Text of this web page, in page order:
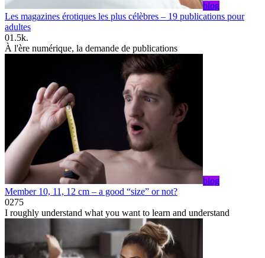
blog
Les magazines érotiques les plus célèbres – 19 publications pour
adultes
01.5k.
À l'ère numérique, la demande de publications
blog
Member 10, 11, 12 cm – a good “size” or not?
0275
I roughly understand what you want to learn and understand